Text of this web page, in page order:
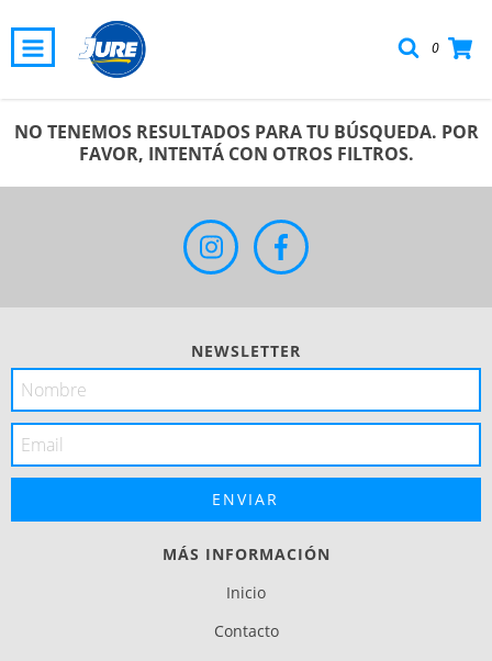
0
NO TENEMOS RESULTADOS PARA TU BÚSQUEDA. POR
FAVOR, INTENTÁ CON OTROS FILTROS.
NEWSLETTER
MÁS INFORMACIÓN
Inicio
Contacto